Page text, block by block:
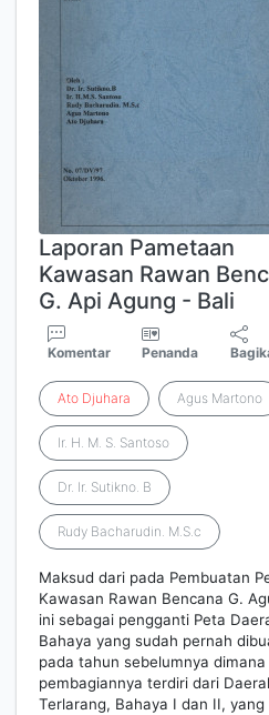
Laporan Pametaan
Kawasan Rawan
G. Api Agung - Bali
Komentar Penanda
Ato Djuhara Agus Martono
Ir. H. M. S. Santoso
Dr. Ir. Sutikno. B
Rudy Bacharudin. M.S.c
Maksud dari pada Pembuatan
Kawasan Rawan Bencana G.
ini sebagai pengganti Peta
Bahaya yang sudah pernah
pada tahun sebelumnya dimana
pembagiannya terdiri dari
Terlarang, Bahaya I dan II, yang